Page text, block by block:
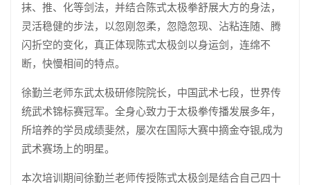
抹、推、化等剑法，并结合陈式太极拳舒展大方的身法，
灵活稳健的步法，以忽刚忽柔，忽隐忽现、沾粘连随、腾
闪折空的变化，真正体现陈式太极剑以身运剑，连绵不
断，快慢相间的特点。
徐勤兰老师东武太极研修院院长，中国武术七段，世界传
统武术锦标赛冠军。全身心致力于太极拳传播发展多年，
所培养的学员成绩斐然，屡次在国际大赛中摘金夺银,成为
武术赛场上的明星。
本次培训期间徐勤兰老师传授陈式太极剑是结合自己四十